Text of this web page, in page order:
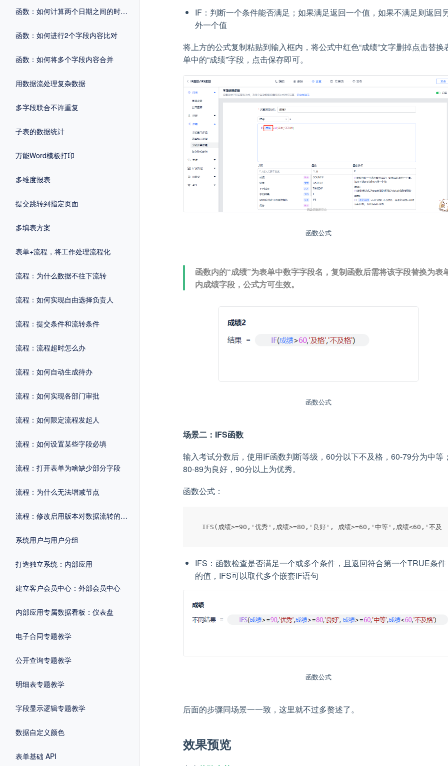
函数：如何计算两个日期之间的时间差
函数：如何进行2个字段内容比对
函数：如何将多个字段内容合并
用数据流处理复杂数据
多字段联合不许重复
子表的数据统计
万能Word模板打印
多维度报表
提交跳转到指定页面
多填表方案
表单+流程，将工作处理流程化
流程：为什么数据不往下流转
流程：如何实现自由选择负责人
流程：提交条件和流转条件
流程：流程超时怎么办
流程：如何自动生成待办
流程：如何实现各部门审批
流程：如何限定流程发起人
流程：如何设置某些字段必填
流程：打开表单为啥缺少部分字段
流程：为什么无法增减节点
流程：修改启用版本对数据流转的影响
系统用户与用户分组
打造独立系统：内部应用
建立客户会员中心：外部会员中心
内部应用专属数据看板：仪表盘
电子合同专题教学
公开查询专题教学
明细表专题教学
字段显示逻辑专题教学
数据自定义颜色
表单基础 API
IF：判断一个条件能否满足；如果满足返回一个值，如果不满足则返回
外一个值
将上方的公式复制粘贴到输入框内，将公式中红色“成绩”文字删掉点击替换
单中的“成绩”字段，点击保存即可。
函数公式
函数内的“成绩”为表单中数字字段名，复制函数后需将该字段替换为表
内成绩字段，公式方可生效。
函数公式
场景二：IFS函数
输入考试分数后，使用IF函数判断等级，60分以下不及格，60-79分为中等
80-89为良好，90分以上为优秀。
函数公式：
IFS：函数检查是否满足一个或多个条件，且返回符合第一个TRUE条件
的值，IFS可以取代多个嵌套IF语句
函数公式
后面的步骤同场景一一致，这里就不过多赘述了。
效果预览